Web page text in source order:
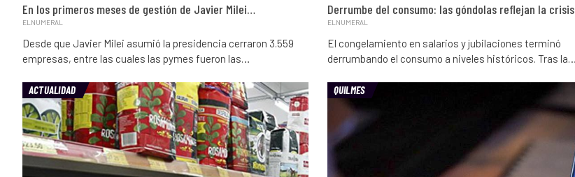
En los primeros meses de gestión de Javier Milei…
ELNUMERAL
Desde que Javier Milei asumió la presidencia cerraron 3.559
empresas, entre las cuales las pymes fueron las…
Derrumbe del consumo: las góndolas reflejan la crisis
ELNUMERAL
El congelamiento en salarios y jubilaciones terminó
derrumbando el consumo a niveles históricos. Tras la…
ACTUALIDAD QUILMES